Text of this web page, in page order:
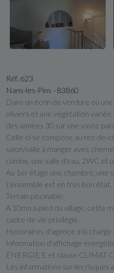
Réf. 623
Nans-les-Pins - 83860
Dans un écrin de verdure où
oliviers et une végétation
des années 30 sur une vaste
Celle-ci se compose au rez-de-
salon/salle à manger avec
cuisine, une salle d'eau, 2WC et
Au 1er étage une chambre, une
L'ensemble est en très bon
Terrain piscinable.
A 10mn à pied du village, cette
cadre de vie privilégié.
Honoraires d'agence à la charge
Information d'affichage
ENERGIE E et classe CLIMAT C.
Les informations sur les risques